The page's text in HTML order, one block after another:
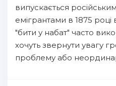
випускається
емігрантами в 1875
"бити у набат" часто
хочуть звернути увагу
проблему або